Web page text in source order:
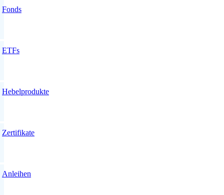
Fonds
ETFs
Hebelprodukte
Zertifikate
Anleihen